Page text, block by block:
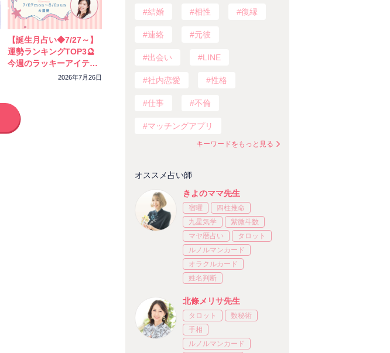
【誕生月占い◆7/27～】
運勢ランキングTOP3🔮
今週のラッキーアイテム
2026年7月26日
結婚 相性 復縁
連絡 元彼
出会い LINE
社内恋愛 性格
仕事 不倫
マッチングアプリ
キーワードをもっと見る
オススメ占い師
きよのママ先生
宿曜
四柱推命
九星気学
紫微斗数
マヤ暦占い
タロット
ルノルマンカード
オラクルカード
姓名判断
北條メリサ先生
タロット
数秘術
手相
ルノルマンカード